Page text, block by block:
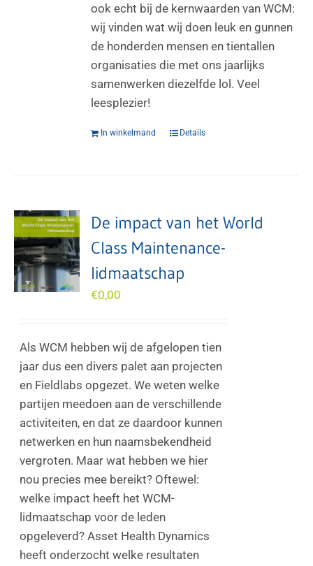
ook echt bij de kernwaarden van WCM:
wij vinden wat wij doen leuk en gunnen
de honderden mensen en tientallen
organisaties die met ons jaarlijks
samenwerken diezelfde lol. Veel
leesplezier!
In winkelmand Details
De impact van het World
Class Maintenance-
lidmaatschap
€0,00
Als WCM hebben wij de afgelopen tien
jaar dus een divers palet aan projecten
en Fieldlabs opgezet. We weten welke
partijen meedoen aan de verschillende
activiteiten, en dat ze daardoor kunnen
netwerken en hun naamsbekendheid
vergroten. Maar wat hebben we hier
nou precies mee bereikt? Oftewel:
welke impact heeft het WCM-
lidmaatschap voor de leden
opgeleverd? Asset Health Dynamics
heeft onderzocht welke resultaten